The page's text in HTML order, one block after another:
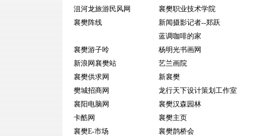
沮河龙旅游民风网
襄樊职业技术学院
襄樊阵线
新闻摄影记者--郑跃
蓝调咖啡的家
襄樊游子呤
杨明光书画网
新浪网襄樊站
艺兰画院
襄樊供求网
新襄樊
樊城招商网
龙行天下设计策划工作室
襄阳电脑网
襄樊汉森园林
卡酷网
襄樊主页
襄樊E-市场
襄樊鹊桥会